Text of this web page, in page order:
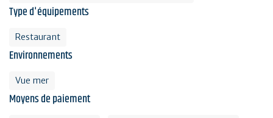
Type d'équipements
Restaurant
Environnements
Vue mer
Moyens de paiement